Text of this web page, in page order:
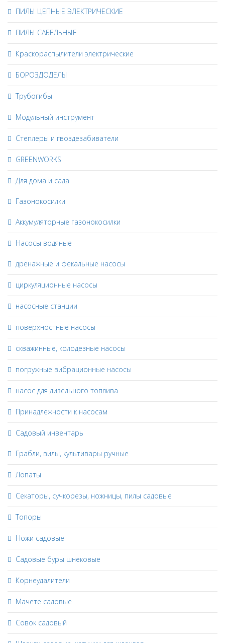
ПИЛЫ ЦЕПНЫЕ ЭЛЕКТРИЧЕСКИЕ
ПИЛЫ САБЕЛЬНЫЕ
Краскораспылители электрические
БОРОЗДОДЕЛЫ
Трубогибы
Модульный инструмент
Степлеры и гвоздезабиватели
GREENWORKS
Для дома и сада
Газонокосилки
Аккумуляторные газонокосилки
Насосы водяные
дренажные и фекальные насосы
циркуляционные насосы
насосные станции
поверхностные насосы
скважинные, колодезные насосы
погружные вибрационные насосы
насос для дизельного топлива
Принадлежности к насосам
Садовый инвентарь
Грабли, вилы, культивары ручные
Лопаты
Секаторы, сучкорезы, ножницы, пилы садовые
Топоры
Ножи садовые
Садовые буры шнековые
Корнеудалители
Мачете садовые
Совок садовый